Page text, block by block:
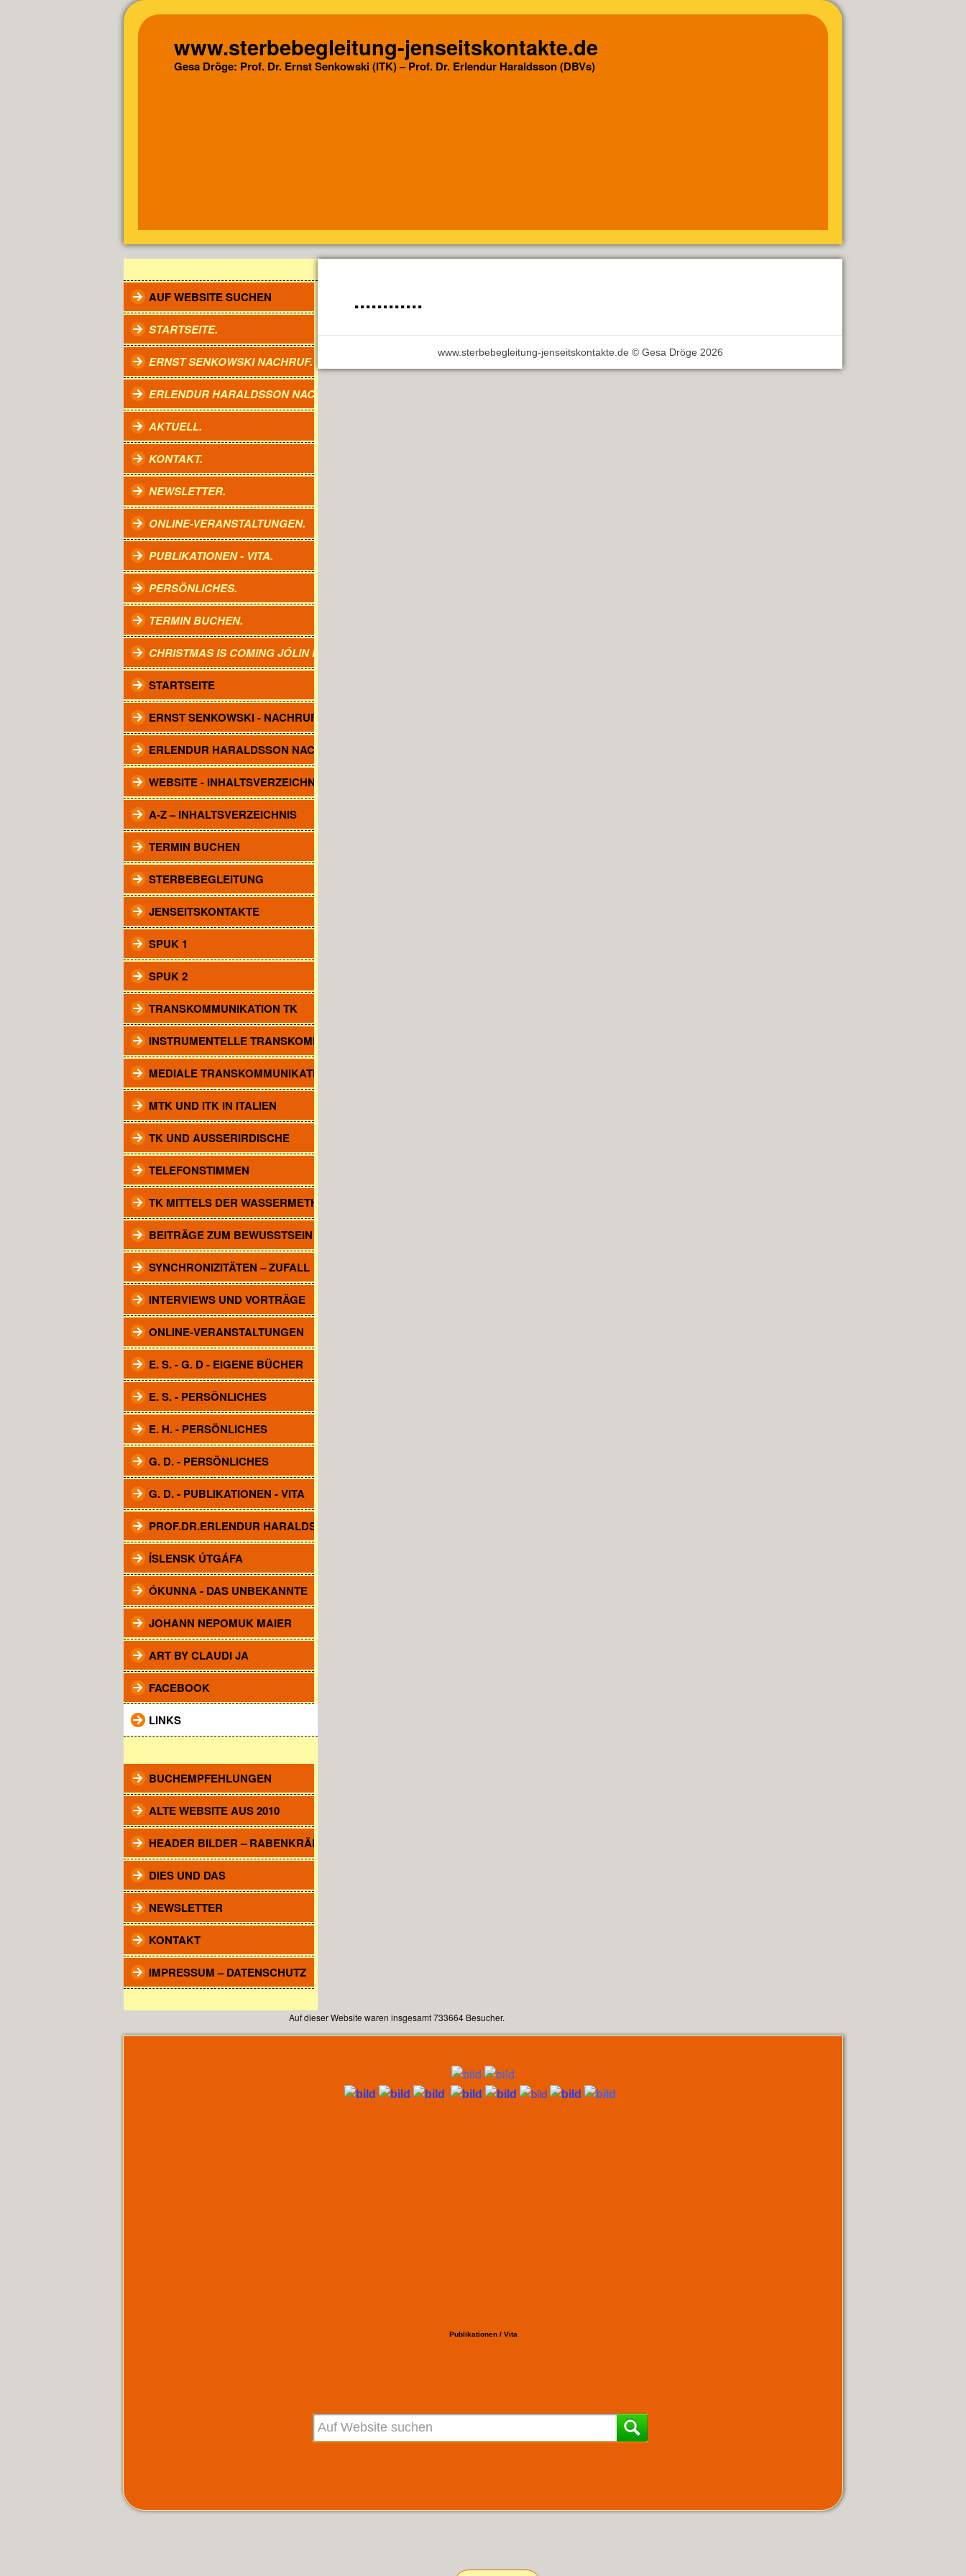
www.sterbebegleitung-jenseitskontakte.de
Gesa Dröge: Prof. Dr. Ernst Senkowski (ITK) – Prof. Dr. Erlendur Haraldsson (DBVs)
AUF WEBSITE SUCHEN
STARTSEITE.
ERNST SENKOWSKI NACHRUF.
ERLENDUR HARALDSSON NACHRUF.
AKTUELL.
KONTAKT.
NEWSLETTER.
ONLINE-VERANSTALTUNGEN.
PUBLIKATIONEN - VITA.
PERSÖNLICHES.
TERMIN BUCHEN.
CHRISTMAS IS COMING JÓLIN KOMA.
STARTSEITE
ERNST SENKOWSKI - NACHRUF
ERLENDUR HARALDSSON NACHRUF
WEBSITE - INHALTSVERZEICHNIS
A-Z – INHALTSVERZEICHNIS
TERMIN BUCHEN
STERBEBEGLEITUNG
JENSEITSKONTAKTE
SPUK 1
SPUK 2
TRANSKOMMUNIKATION TK
INSTRUMENTELLE TRANSKOMM.
MEDIALE TRANSKOMMUNIKATION
MTK UND ITK IN ITALIEN
TK UND AUSSERIRDISCHE
TELEFONSTIMMEN
TK MITTELS DER WASSERMETHODE
BEITRÄGE ZUM BEWUSSTSEIN
SYNCHRONIZITÄTEN – ZUFALL
INTERVIEWS UND VORTRÄGE
ONLINE-VERANSTALTUNGEN
E. S. - G. D - EIGENE BÜCHER
E. S. - PERSÖNLICHES
E. H. - PERSÖNLICHES
G. D. - PERSÖNLICHES
G. D. - PUBLIKATIONEN - VITA
PROF.DR.ERLENDUR HARALDSSON
ÍSLENSK ÚTGÁFA
ÓKUNNA - DAS UNBEKANNTE
JOHANN NEPOMUK MAIER
ART BY CLAUDI JA
FACEBOOK
LINKS
BUCHEMPFEHLUNGEN
ALTE WEBSITE AUS 2010
HEADER BILDER – RABENKRÄHEN
DIES UND DAS
NEWSLETTER
KONTAKT
IMPRESSUM – DATENSCHUTZ
............
www.sterbebegleitung-jenseitskontakte.de © Gesa Dröge 2026
Auf dieser Website waren insgesamt 733664 Besucher.
Publikationen / Vita